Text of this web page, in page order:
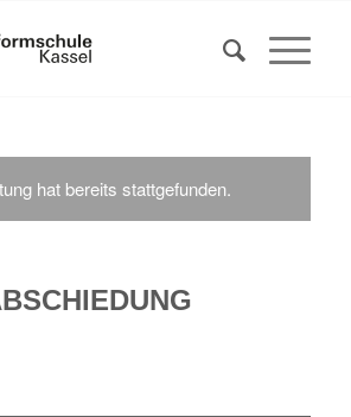
hat bereits stattgefunden.